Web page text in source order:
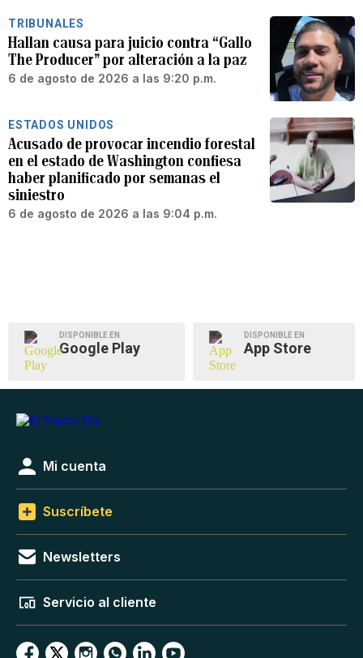
TRIBUNALES
Hallan causa para juicio contra “Gallo
The Producer” por alteración a la paz
6 de agosto de 2026 a las 9:20 p.m.
ESTADOS UNIDOS
Acusado de provocar incendio forestal
en el estado de Washington confiesa
haber planificado por semanas el
siniestro
6 de agosto de 2026 a las 9:04 p.m.
DISPONIBLE EN
Google Play
DISPONIBLE EN
App Store
Mi cuenta
Suscríbete
Newsletters
Servicio al cliente